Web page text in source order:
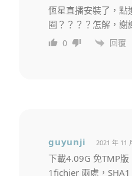
恆星直播安裝了，點
圈？？？？怎解，謝
0 回覆
guyunji 2021 年 11
下載4.09G 免TMP
1fichier 兩處，SHA1